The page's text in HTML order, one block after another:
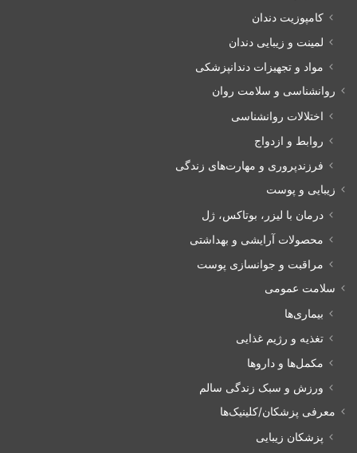
کامپوزیت دندان
لمینت و زیبایی دندان
مواد و تجهیزات دندانپزشکی
روانشناسی و سلامت روان
اختلالات روانشناسی
روابط و ازدواج
فرزندپروری و مهارت‌های زندگی
زیبایی و پوست
درمان با لیزر، بوتاکس، ژل
محصولات آرایشی و بهداشتی
مراقبت و جوانسازی پوست
سلامت عمومی
بیماری‌ها
تغذیه و رژیم غذایی
مکمل‌ها و داروها
ورزش و سبک زندگی سالم
معرفی پزشکان/کلینیک‌ها
پزشکان زیبایی